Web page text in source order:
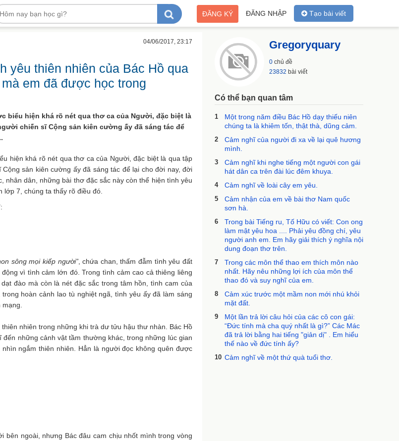
Tạo bài viết
ĐĂNG NHẬP
ĐĂNG KÝ
04/06/2017, 23:17
yêu thiên nhiên của Bác Hồ qua
em đã được học trong
biểu hiện khá rõ nét qua thơ ca của Người, đặc biệt là
chiến sĩ Cộng sản kiên cường ấy đã sáng tác để
hiện khá rõ nét qua thơ ca của Người, đặc biệt là qua tập
sản kiên cường ấy đã sáng tác để lại cho đời nay, đời
dân, những bài thơ đặc sắc này còn thể hiện tình yêu
7, chúng ta thấy rõ điều đó.
sông mọi kiếp người”, chứa chan, thấm đẫm tình yêu đất
vì tình cảm lớn đó. Trong tình cảm cao cả thiêng liêng
đào mà còn là nét đặc sắc trong tâm hồn, tình cam của
hoàn cảnh lao tù nghiệt ngã, tình yêu ấy đã làm sáng
nhiên trong những khi trà dư tửu hậu thư nhàn. Bác Hồ
những cảnh vật tầm thường khác, trong những lúc gian
ngắm thiên nhiên. Hẳn là người đọc không quên được
bên ngoài, nhưng Bác đâu cam chịu nhốt mình trong vòng
Gregoryquary
0 chủ đề
23832 bài viết
Có thể bạn quan tâm
1
Một trong năm điều Bác Hồ dạy thiếu niên
chúng ta là khiêm tốn, thật thà, dũng cảm.
2
Cảm nghĩ của người đi xa về lại quê hương
mình.
3
Cảm nghĩ khi nghe tiếng một người con gái
hát dân ca trên đài lúc đêm khuya.
4 Cảm nghĩ về loài cây em yêu.
5
Cảm nhận của em về bài thơ Nam quốc
sơn hà.
6
Trong bài Tiếng ru, Tố Hữu có viết: Con ong
làm mật yêu hoa .... Phải yêu đồng chí, yêu
người anh em. Em hãy giải thích ý nghĩa nội
dung đoạn thơ trên.
7
Trong các môn thể thao em thích môn nào
nhất. Hãy nêu những lợi ích của môn thể
thao đó và suy nghĩ của em.
8
Cảm xúc trước một mầm non mới nhú khỏi
mặt đất.
9
Một lần trả lời câu hỏi của các cô con gái:
“Đức tính mà cha quý nhất là gì?” Các Mác
đã trả lời bằng hai tiếng "giản dị" . Em hiểu
thế nào về đức tính ấy?
10 Cảm nghĩ về một thứ quà tuổi thơ.